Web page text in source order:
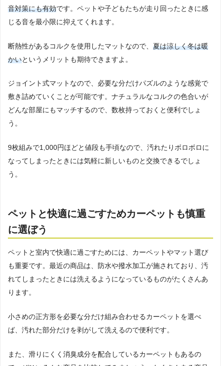
音対策にも有効です。ペットや子どもたちが走り回ったときに感
じる音を最小限に抑えてくれます。
断熱性があるコルクを使用したマットなので、 夏は涼しく冬は暖
かいというメリットも期待できますよ。
ジョイント式マットなので、必要な分だけパズルのような感覚で
敷き詰めていくことが可能です。ナチュラルなコルクの色合いが
どんな部屋にもマッチするので、数枚持っておくと便利でしょ
う。
9枚組みで1,000円ほどと値段も手頃なので、汚れたりボロボロに
なってしまったときには気軽に新しいものと交換できるでしょ
う。
ペットと快適に過ごすためカーペットも慎重
に選ぼう
ペットと室内で快適に過ごすためには、カーペットやマット選び
も重要です。最近の商品は、防水や撥水加工が施されており、汚
れてしまったときには洗えるようになっているものがたくさんあ
ります。
小さめの正方形を必要な分だけ組み合わせるカーペットを選べ
ば、汚れた部分だけを剥がして洗えるので便利です。
また、滑りにくく消臭成分を配合しているカーペットもあるの